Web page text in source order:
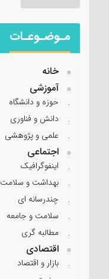
مـوضـوعـات
خانه
آموزشی
حوزه و دانشگاه
دانش و فناوری
علمی و پژوهشی
اجتماعی
اینفوگرافیک
بهداشت و سلامت
چندرسانه ای
سلامت و جامعه
مطالبه گری
اقتصادی
بازار و اقتصاد